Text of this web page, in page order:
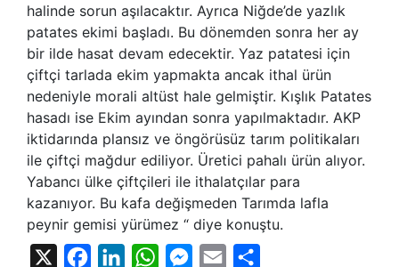
halinde sorun aşılacaktır. Ayrıca Niğde’de yazlık
patates ekimi başladı. Bu dönemden sonra her ay
bir ilde hasat devam edecektir. Yaz patatesi için
çiftçi tarlada ekim yapmakta ancak ithal ürün
nedeniyle morali altüst hale gelmiştir. Kışlık Patates
hasadı ise Ekim ayından sonra yapılmaktadır. AKP
iktidarında plansız ve öngörüsüz tarım politikaları
ile çiftçi mağdur ediliyor. Üretici pahalı ürün alıyor.
Yabancı ülke çiftçileri ile ithalatçılar para
kazanıyor. Bu kafa değişmeden Tarımda lafla
peynir gemisi yürümez “ diye konuştu.
FacebookLinkedInWhatsAppMessenger
Email